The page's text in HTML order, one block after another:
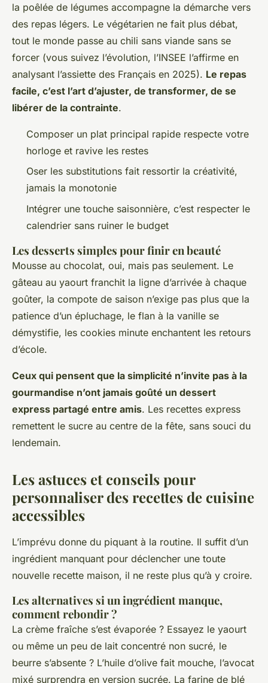
la poêlée de légumes accompagne la démarche vers
des repas légers. Le végétarien ne fait plus débat,
tout le monde passe au chili sans viande sans se
forcer (vous suivez l’évolution, l’INSEE l’affirme en
analysant l’assiette des Français en 2025). Le repas
facile, c’est l’art d’ajuster, de transformer, de se
libérer de la contrainte.
Composer un plat principal rapide respecte votre
horloge et ravive les restes
Oser les substitutions fait ressortir la créativité,
jamais la monotonie
Intégrer une touche saisonnière, c’est respecter le
calendrier sans ruiner le budget
Les desserts simples pour finir en beauté
Mousse au chocolat, oui, mais pas seulement. Le
gâteau au yaourt franchit la ligne d’arrivée à chaque
goûter, la compote de saison n’exige pas plus que la
patience d’un épluchage, le flan à la vanille se
démystifie, les cookies minute enchantent les retours
d’école.
Ceux qui pensent que la simplicité n’invite pas à la
gourmandise n’ont jamais goûté un dessert
express partagé entre amis. Les recettes express
remettent le sucre au centre de la fête, sans souci du
lendemain.
Les astuces et conseils pour
personnaliser des recettes de cuisine
accessibles
L’imprévu donne du piquant à la routine. Il suffit d’un
ingrédient manquant pour déclencher une toute
nouvelle recette maison, il ne reste plus qu’à y croire.
Les alternatives si un ingrédient manque,
comment rebondir ?
La crème fraîche s’est évaporée ? Essayez le yaourt
ou même un peu de lait concentré non sucré, le
beurre s’absente ? L’huile d’olive fait mouche, l’avocat
mixé surprendra en version sucrée. La farine de blé